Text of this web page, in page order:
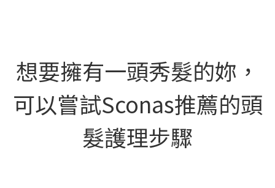
想要擁有一頭秀髮的妳，
可以嘗試Sconas推薦的頭
髮護理步驟